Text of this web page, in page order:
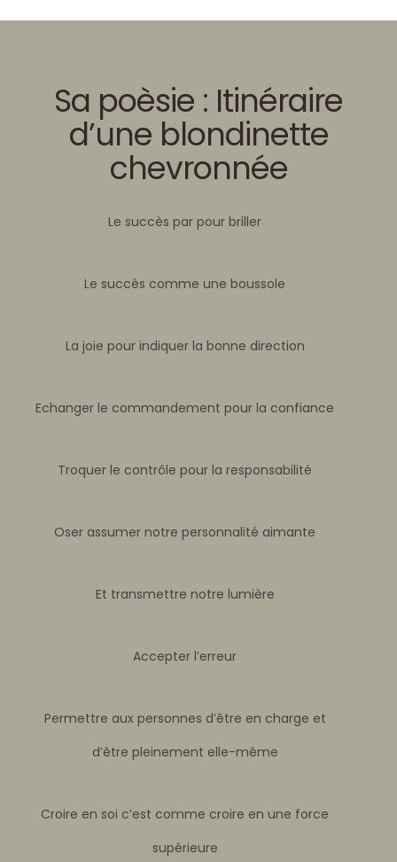
Sa poèsie : Itinéraire
d’une blondinette
chevronnée
Le succès par pour briller
Le succès comme une boussole
La joie pour indiquer la bonne direction
Echanger le commandement pour la confiance
Troquer le contrôle pour la responsabilité
Oser assumer notre personnalité aimante
Et transmettre notre lumière
Accepter l’erreur
Permettre aux personnes d’être en charge et
d’être pleinement elle-même
Croire en soi c’est comme croire en une force
supérieure